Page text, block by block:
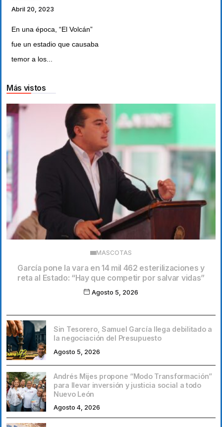
Abril 20, 2023
En una época, “El Volcán”
fue un estadio que causaba
temor a los...
Más vistos
MASCOTAS
García pone la vara en 14 mil 462 esterilizaciones y
reta al Estado: “Hay que competir por salvar vidas”
Agosto 5, 2026
Sin Tesorero, Samuel García llega debilitado a
la negociación del Presupuesto
Agosto 5, 2026
Andrés Mijes propone “Modo Transformación”
para llevar inversión y justicia social a todo
Nuevo León
Agosto 4, 2026